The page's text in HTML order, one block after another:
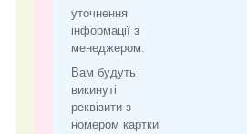
уточнення
інформації з
менеджером.
Вам будуть
викинуті
реквізити з
номером картки